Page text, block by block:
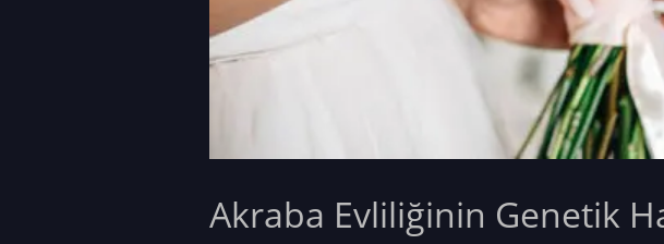
Akraba Evliliğinin Genetik